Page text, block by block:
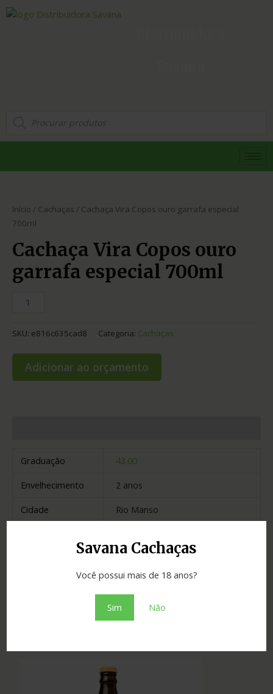
Savana Cachaças
Você possui mais de 18 anos?
Sim Não
Início / Cachaças / Cachaça Vira Copos ouro garrafa especial
700ml
Cachaça Vira Copos ouro
garrafa especial 700ml
SKU: e816c635cad8 Categoria: Cachaças
Adicionar ao orçamento
Graduação
43.00
Envelhecimento
2 anos
Cidade
Rio Manso